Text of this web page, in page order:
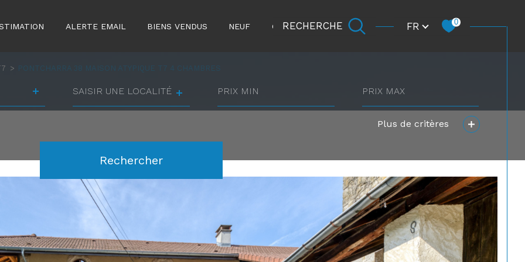
ALERTE EMAIL BIENS VENDUS NEUF CARRIÈRE
RECHERCHE Langue
FR 0
min
max
Plus de critères
Rechercher
PONTCHARRA 38 MAISON ATYPIQUE T7 4 CHAMBRES